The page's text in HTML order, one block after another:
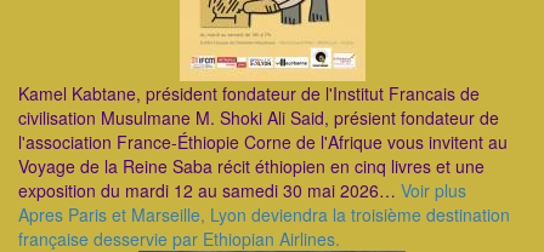
Kamel Kabtane, président fondateur de l'Institut Francais de
civilisation Musulmane M. Shoki Ali Said, présient fondateur de
l'association France-Éthiopie Corne de l'Afrique vous invitent au
Voyage de la Reine Saba récit éthiopien en cinq livres et une
exposition du mardi 12 au samedi 30 mai 2026… Voir plus
Apres Paris et Marseille, Lyon deviendra la troisième destination
française desservie par Ethiopian Airlines.